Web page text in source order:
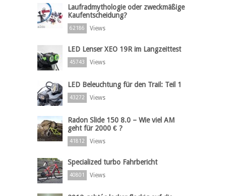
Laufradmythologie oder zweckmäßige
Kaufentscheidung?
62186 Views
LED Lenser XEO 19R im Langzeittest
45743 Views
LED Beleuchtung für den Trail: Teil 1
43272 Views
Radon Slide 150 8.0 – Wie viel AM
geht für 2000 € ?
41812 Views
Specialized turbo Fahrbericht
40801 Views